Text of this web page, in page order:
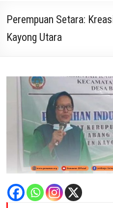
Perempuan Setara:
Kayong Utara